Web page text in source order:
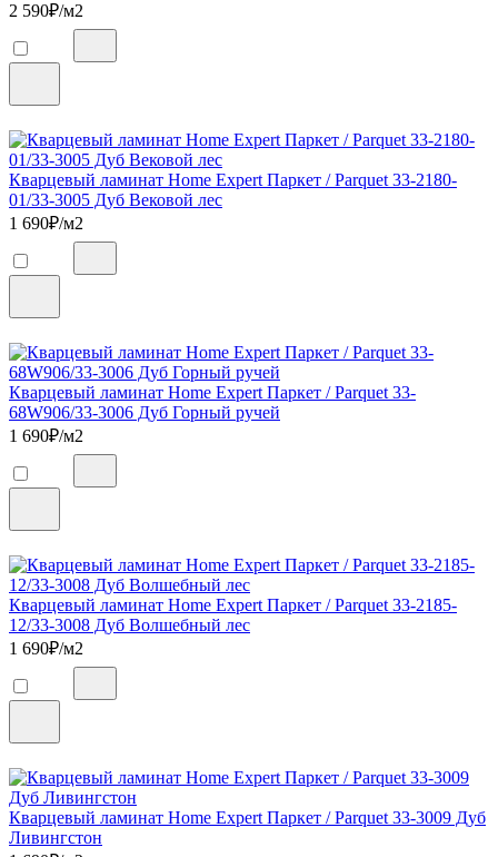
2 590₽/м2
Кварцевый ламинат Home Expert Паркет / Parquet 33-2180-
01/33-3005 Дуб Вековой лес
1 690₽/м2
Кварцевый ламинат Home Expert Паркет / Parquet 33-
68W906/33-3006 Дуб Горный ручей
1 690₽/м2
Кварцевый ламинат Home Expert Паркет / Parquet 33-2185-
12/33-3008 Дуб Волшебный лес
1 690₽/м2
Кварцевый ламинат Home Expert Паркет / Parquet 33-3009 Дуб
Ливингстон